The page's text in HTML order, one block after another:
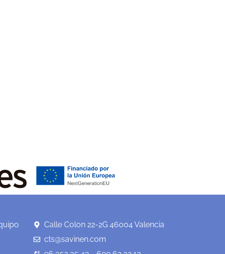
Calle Colon 22-2G 46004 Valencia
cts@savinen.com